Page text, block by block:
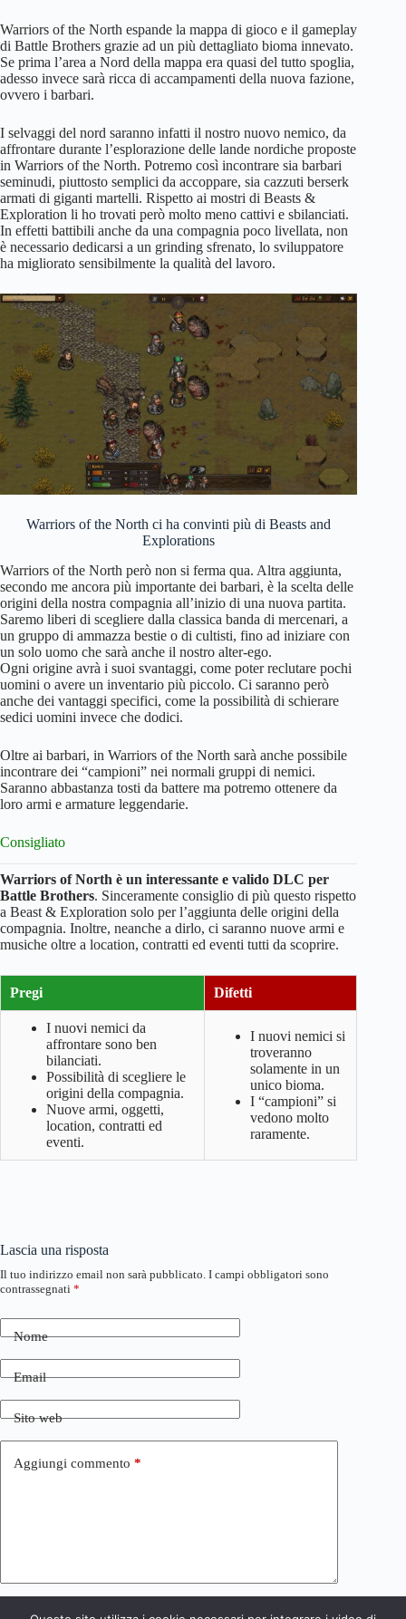
Warriors of the North espande la mappa di gioco e il gameplay
di Battle Brothers grazie ad un più dettagliato bioma innevato.
Se prima l’area a Nord della mappa era quasi del tutto spoglia,
adesso invece sarà ricca di accampamenti della nuova fazione,
ovvero i barbari.
I selvaggi del nord saranno infatti il nostro nuovo nemico, da
affrontare durante l’esplorazione delle lande nordiche proposte
in Warriors of the North. Potremo così incontrare sia barbari
seminudi, piuttosto semplici da accoppare, sia cazzuti berserk
armati di giganti martelli. Rispetto ai mostri di Beasts &
Exploration li ho trovati però molto meno cattivi e sbilanciati.
In effetti battibili anche da una compagnia poco livellata, non
è necessario dedicarsi a un grinding sfrenato, lo sviluppatore
ha migliorato sensibilmente la qualità del lavoro.
Warriors of the North ci ha convinti più di Beasts and
Explorations
Warriors of the North però non si ferma qua. Altra aggiunta,
secondo me ancora più importante dei barbari, è la scelta delle
origini della nostra compagnia all’inizio di una nuova partita.
Saremo liberi di scegliere dalla classica banda di mercenari, a
un gruppo di ammazza bestie o di cultisti, fino ad iniziare con
un solo uomo che sarà anche il nostro alter-ego.
Ogni origine avrà i suoi svantaggi, come poter reclutare pochi
uomini o avere un inventario più piccolo. Ci saranno però
anche dei vantaggi specifici, come la possibilità di schierare
sedici uomini invece che dodici.
Oltre ai barbari, in Warriors of the North sarà anche possibile
incontrare dei “campioni” nei normali gruppi di nemici.
Saranno abbastanza tosti da battere ma potremo ottenere da
loro armi e armature leggendarie.
Consigliato
Warriors of North è un interessante e valido DLC per
Battle Brothers. Sinceramente consiglio di più questo rispetto
a Beast & Exploration solo per l’aggiunta delle origini della
compagnia. Inoltre, neanche a dirlo, ci saranno nuove armi e
musiche oltre a location, contratti ed eventi tutti da scoprire.
Pregi Difetti
I nuovi nemici da
affrontare sono ben
bilanciati.
Possibilità di scegliere le
origini della compagnia.
Nuove armi, oggetti,
location, contratti ed
eventi.
I nuovi nemici si
troveranno
solamente in un
unico bioma.
I “campioni” si
vedono molto
raramente.
Lascia una risposta
Il tuo indirizzo email non sarà pubblicato. I campi obbligatori sono
contrassegnati *
Nome
Email
Sito web
Aggiungi commento *